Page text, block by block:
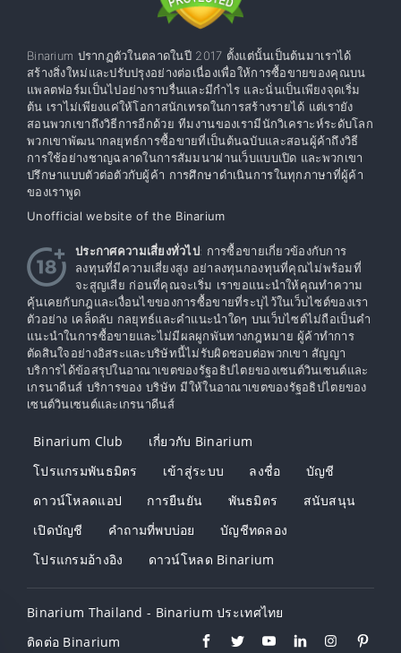
Binarium ปรากฏตัวในตลาดในปี 2017 ตั้งแต่นั้นเป็นต้นมาเราได้
สร้างสิ่งใหม่และปรับปรุงอย่างต่อเนื่องเพื่อให้การซื้อขายของคุณบน
แพลตฟอร์มเป็นไปอย่างราบรื่นและมีกำไร และนั่นเป็นเพียงจุดเริ่ม
ต้น เราไม่เพียงแค่ให้โอกาสนักเทรดในการสร้างรายได้ แต่เรายัง
สอนพวกเขาถึงวิธีการอีกด้วย ทีมงานของเรามีนักวิเคราะห์ระดับโลก
พวกเขาพัฒนากลยุทธ์การซื้อขายที่เป็นต้นฉบับและสอนผู้ค้าถึงวิธี
การใช้อย่างชาญฉลาดในการสัมมนาผ่านเว็บแบบเปิด และพวกเขา
ปรึกษาแบบตัวต่อตัวกับผู้ค้า การศึกษาดำเนินการในทุกภาษาที่ผู้ค้า
ของเราพูด
Unofficial website of the Binarium
ประกาศความเสี่ยงทั่วไป: การซื้อขายเกี่ยวข้องกับการ
ลงทุนที่มีความเสี่ยงสูง อย่าลงทุนกองทุนที่คุณไม่พร้อมที่
จะสูญเสีย ก่อนที่คุณจะเริ่ม เราขอแนะนำให้คุณทำความ
คุ้นเคยกับกฎและเงื่อนไขของการซื้อขายที่ระบุไว้ในเว็บไซต์ของเรา
ตัวอย่าง เคล็ดลับ กลยุทธ์และคำแนะนำใดๆ บนเว็บไซต์ไม่ถือเป็นคำ
แนะนำในการซื้อขายและไม่มีผลผูกพันทางกฎหมาย ผู้ค้าทำการ
ตัดสินใจอย่างอิสระและบริษัทนี้ไม่รับผิดชอบต่อพวกเขา สัญญา
บริการได้ข้อสรุปในอาณาเขตของรัฐอธิปไตยของเซนต์วินเซนต์และ
เกรนาดีนส์ บริการของ บริษัท มีให้ในอาณาเขตของรัฐอธิปไตยของ
เซนต์วินเซนต์และเกรนาดีนส์
Binarium Club
เกี่ยวกับ Binarium
โปรแกรมพันธมิตร
เข้าสู่ระบบ ลงชื่อ
บัญชี
ดาวน์โหลดแอป
การยืนยัน พันธมิตร
สนับสนุน
เปิดบัญชี
คำถามที่พบบ่อย
บัญชีทดลอง
โปรแกรมอ้างอิง
ดาวน์โหลด Binarium
Binarium Thailand - Binarium ประเทศไทย
ติดต่อ Binarium